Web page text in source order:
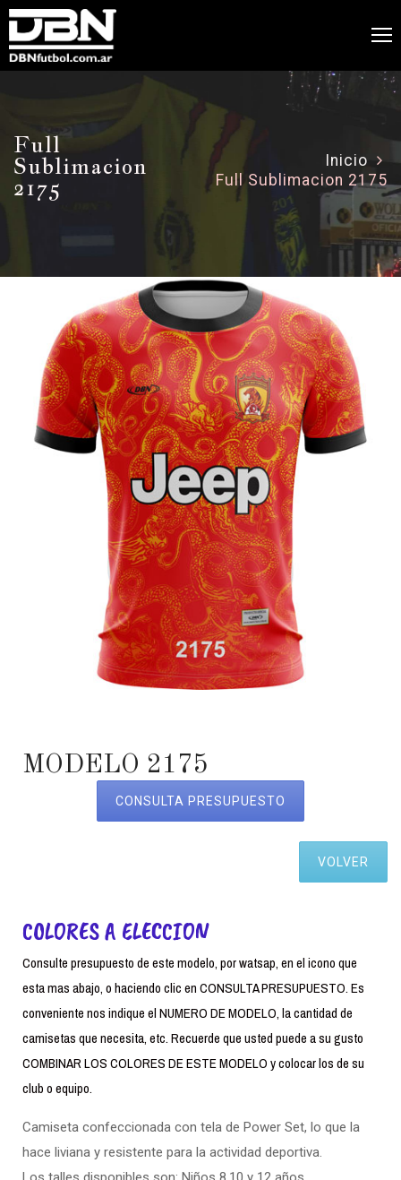
Full
Sublimacion
2175
Inicio
Full Sublimacion 2175
MODELO 2175
CONSULTA PRESUPUESTO
VOLVER
COLORES A ELECCION
Consulte presupuesto de este modelo, por watsap, en el icono que
esta mas abajo, o haciendo clic en CONSULTA PRESUPUESTO. Es
conveniente nos indique el NUMERO DE MODELO, la cantidad de
camisetas que necesita, etc. Recuerde que usted puede a su gusto
COMBINAR LOS COLORES DE ESTE MODELO y colocar los de su
club o equipo.
Camiseta confeccionada con tela de Power Set, lo que la
hace liviana y resistente para la actividad deportiva.